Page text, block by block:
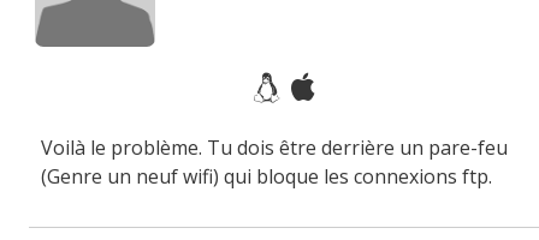
Voilà le problème. Tu dois être derrière un pare-feu
(Genre un neuf wifi) qui bloque les connexions ftp.